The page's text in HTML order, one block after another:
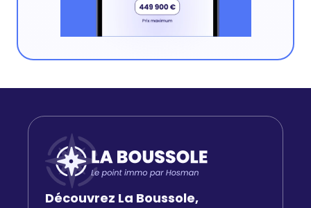
Découvrez La Boussole,